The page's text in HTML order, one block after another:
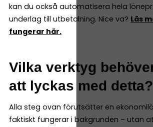
kan du också automatisera hela
underlag till utbetalning. Nice va? Läs
fungerar här.
Vilka verktyg
att lyckas med detta?
Alla steg ovan förutsätter en
faktiskt fungerar i bakgrunden – utan